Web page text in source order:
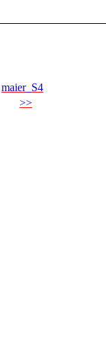
maier_S4
>>